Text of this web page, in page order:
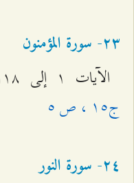
٢٣- سورة المؤمنون
الآيات ۱ إلى ۱۱۸ ------------------------------
ج۱٥ ، ص ٥
٢٤- سورة النور